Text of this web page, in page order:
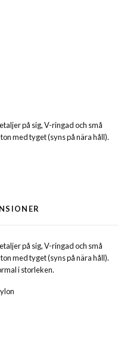
på sig, V-ringad och små
med tyget (syns på nära håll).
på sig, V-ringad och små
med tyget (syns på nära håll).
i storleken.